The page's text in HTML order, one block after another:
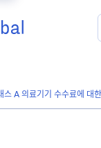
스 A 의료기기 수수료에 대